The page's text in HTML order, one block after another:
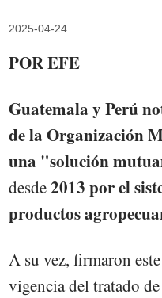
2025-04-24
POR EFE
Guatemala y Perú
de la Organización
una "solución
desde2013 por el
productos
A su vez, firmaron
vigencia del tratado